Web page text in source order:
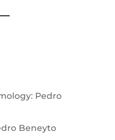
Pedro
Beneyto